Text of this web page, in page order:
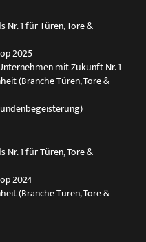
Nr. 1 für Türen, Tore &
2025
mit Zukunft Nr. 1
(Branche Türen, Tore &
Nr. 1 für Türen, Tore &
2024
(Branche Türen, Tore &